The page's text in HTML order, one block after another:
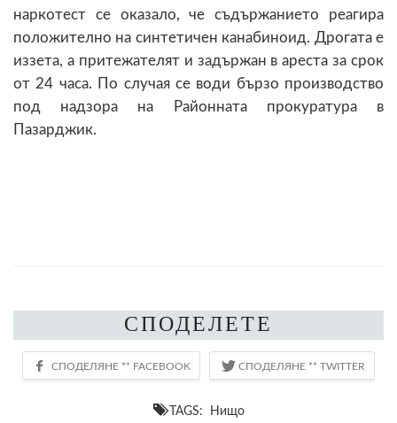
наркотест се оказало, че съдържанието реагира
положително на синтетичен канабиноид. Дрогата е
иззета, а притежателят и задържан в ареста за срок
от 24 часа. По случая се води бързо производство
под надзора на Районната прокуратура в
Пазарджик.
СПОДЕЛЕТЕ
TAGS: Нищо